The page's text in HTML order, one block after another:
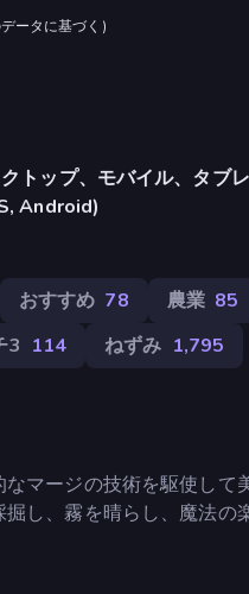
ータに基づく )
トップ、モバイル、タブ
Android)
おすすめ 78 農業 85
3 114 ねずみ 1,795
マージの技術を駆使し
し、霧を晴らし、魔法